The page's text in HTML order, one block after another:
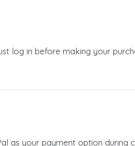
log in before making your
as your payment option during